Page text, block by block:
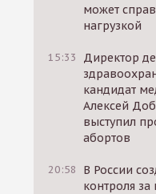
может
нагрузкой
15:33
Директор
кандидат
Алексей
выступил
абортов
20:58
В России
контроля